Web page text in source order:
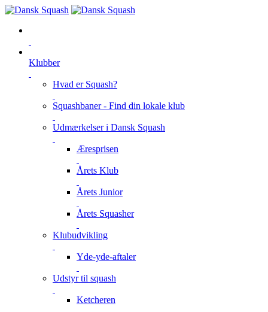
Klubber
Hvad er Squash?
Squashbaner - Find din lokale klub
Udmærkelser i Dansk Squash
Æresprisen
Årets Klub
Årets Junior
Årets Squasher
Klubudvikling
Yde-yde-aftaler
Udstyr til squash
Ketcheren